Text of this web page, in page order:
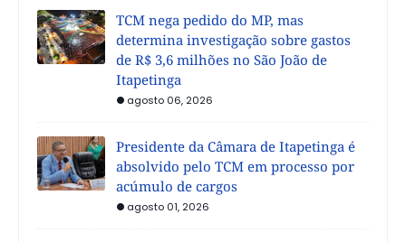
TCM nega pedido do MP, mas
determina investigação sobre gastos
de R$ 3,6 milhões no São João de
Itapetinga
agosto 06, 2026
Presidente da Câmara de Itapetinga é
absolvido pelo TCM em processo por
acúmulo de cargos
agosto 01, 2026